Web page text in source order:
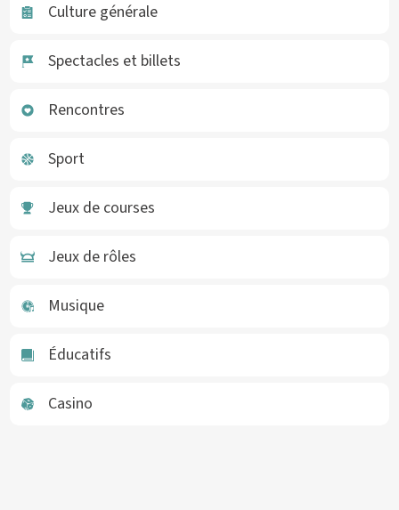
Culture générale
Spectacles et billets
Rencontres
Sport
Jeux de courses
Jeux de rôles
Musique
Éducatifs
Casino